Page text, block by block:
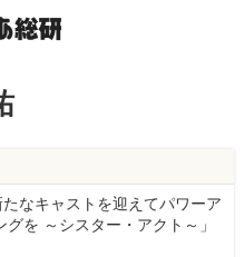
なキャストを迎えてパワーア
を ～シスター・アクト～」